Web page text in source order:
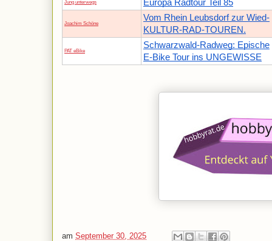
Jung unterwegs Europa Radtour Teil 85
Joachim Schöne
Vom Rhein Leubsdorf zur Wied-
KULTUR-RAD-TOUREN.
PAT eBike
Schwarzwald-Radweg: Epische
E-Bike Tour ins UNGEWISSE
am September 30, 2025